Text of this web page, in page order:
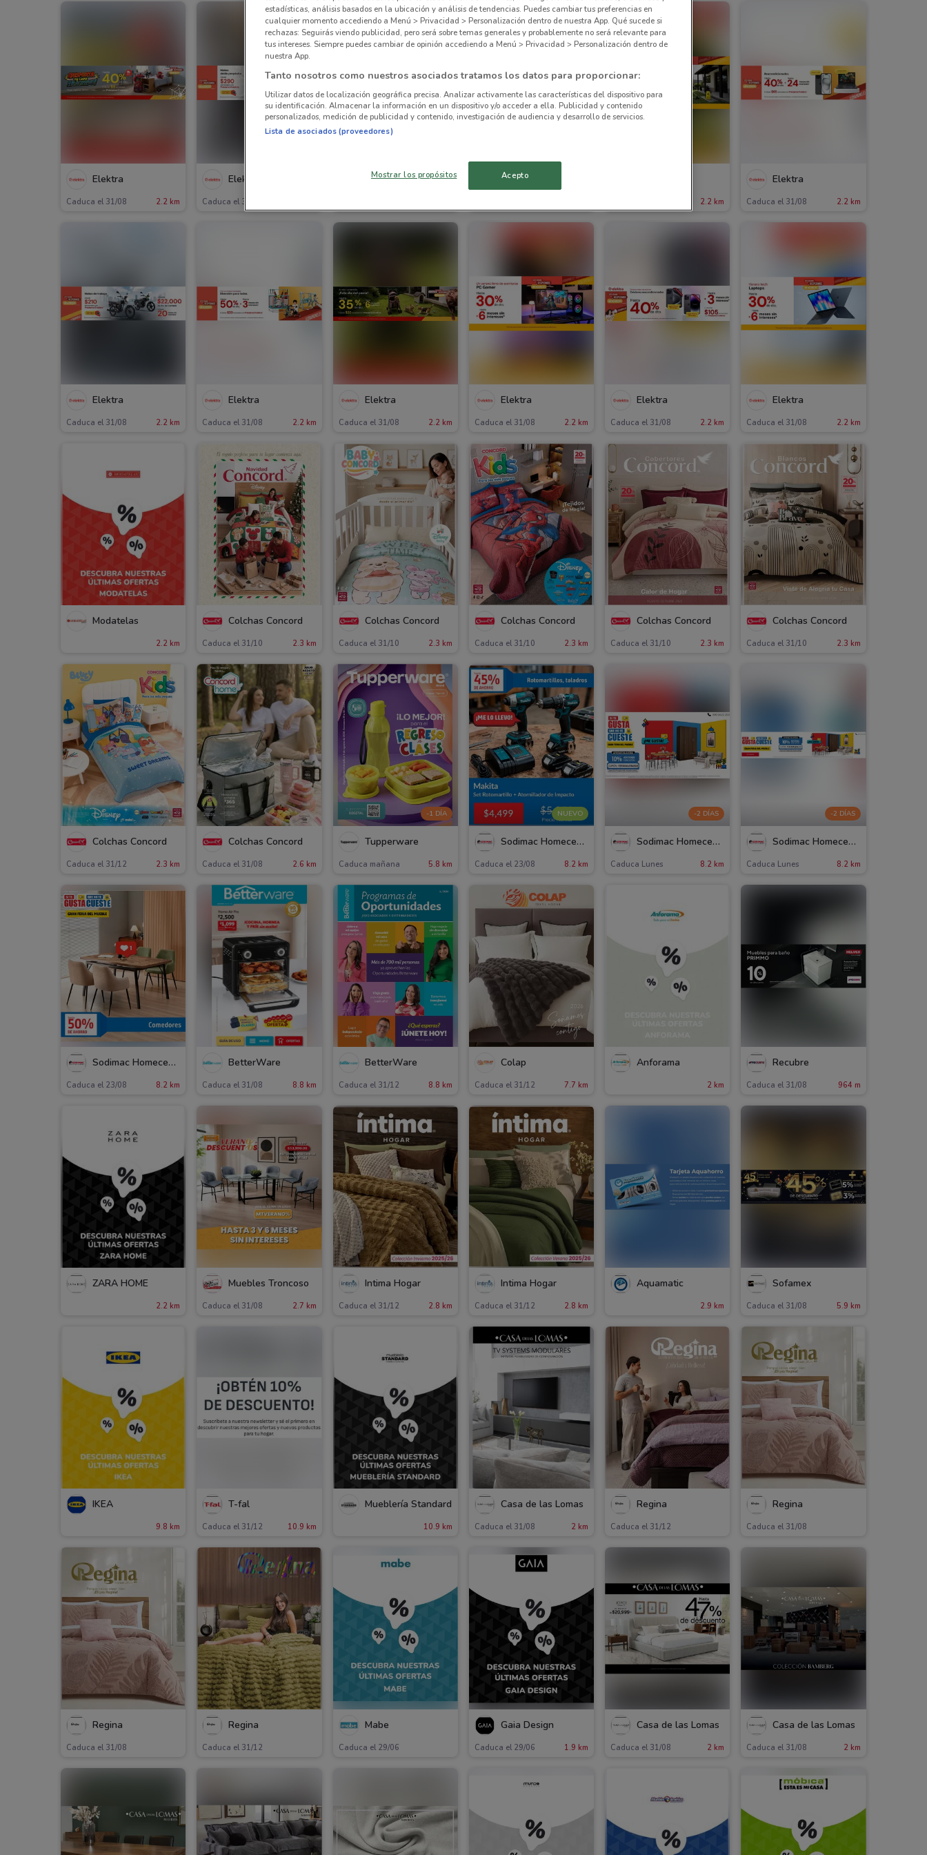
Elektra
Caduca el 31/08 2.2 km
Elektra
Caduca el 31/08
Elektra Elektra
2.2 km
Elektra
Caduca el 31/08 2.2 km
Elektra
Caduca el 31/08 2.2 km
Elektra
Caduca el 31/08 2.2 km
Elektra
Caduca el 31/08 2.2 km
Elektra
Caduca el 31/08 2.2 km
Elektra
Caduca el 31/08 2.2 km
Elektra
Caduca el 31/08 2.2 km
Modatelas
2.2 km
Colchas Concord
Caduca el 31/10 2.3 km
Colchas Concord
Caduca el 31/10 2.3 km
Colchas Concord
Caduca el 31/10 2.3 km
Colchas Concord
Caduca el 31/10 2.3 km
Colchas Concord
Caduca el 31/10 2.3 km
Colchas Concord
Caduca el 31/12 2.3 km
Colchas Concord
Caduca el 31/08 2.6 km
-1 DÍA
Tupperware
Caduca mañana 5.8 km
NUEVO
Sodimac Homecenter
Caduca el 23/08 8.2 km
-2 DÍAS
Sodimac Homecenter
Caduca Lunes 8.2 km
-2 DÍAS
Sodimac Homecenter
Caduca Lunes 8.2 km
Sodimac Homecenter
Caduca el 23/08 8.2 km
BetterWare
Caduca el 31/08 8.8 km
BetterWare
Caduca el 31/12 8.8 km
Colap
Caduca el 31/12 7.7 km
Anforama
2 km
Recubre
Caduca el 31/08 964 m
ZARA HOME
2.2 km
Muebles Troncoso
Caduca el 31/08 2.7 km
Íntima Hogar
Caduca el 31/12 2.8 km
Íntima Hogar
Caduca el 31/12 2.8 km
Aquamatic
2.9 km
Sofamex
Caduca el 31/08 5.9 km
IKEA
9.8 km
T-fal
Caduca el 31/12 10.9 km
Mueblería Standard
10.9 km
Casa de las Lomas
Caduca el 31/08 2 km
Regina
Caduca el 31/12
Regina
Caduca el 31/08
Regina
Caduca el 31/08
Regina
Caduca el 31/12
Mabe
Caduca el 29/06
Gaia Design
Caduca el 29/06 1.9 km
Casa de las Lomas
Caduca el 31/08 2 km
Casa de las Lomas
Caduca el 31/08 2 km
estadísticas, análisis basados en la ubicación y análisis de tendencias. Puedes cambiar tus preferencias en
cualquier momento accediendo a Menú > Privacidad > Personalización dentro de nuestra App. Qué sucede si
rechazas: Seguirás viendo publicidad, pero será sobre temas generales y probablemente no será relevante para
tus intereses. Siempre puedes cambiar de opinión accediendo a Menú > Privacidad > Personalización dentro de
nuestra App.
Tanto nosotros como nuestros asociados tratamos los datos para proporcionar:
Utilizar datos de localización geográfica precisa. Analizar activamente las características del dispositivo para
su identificación. Almacenar la información en un dispositivo y/o acceder a ella. Publicidad y contenido
personalizados, medición de publicidad y contenido, investigación de audiencia y desarrollo de servicios.
Lista de asociados (proveedores)
Mostrar los propósitos Acepto